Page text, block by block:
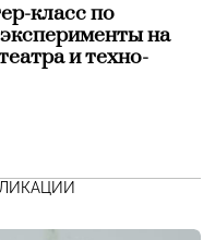
класс по
на
и техно-